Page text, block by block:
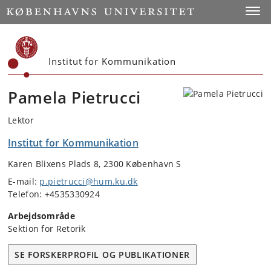
Start
Institut for Kommunikation
Pamela Pietrucci
Lektor
Institut for Kommunikation
Karen Blixens Plads 8, 2300 København S
E-mail: p.pietrucci@hum.ku.dk
Telefon: +4535330924
Arbejdsområde
Sektion for Retorik
SE FORSKERPROFIL OG PUBLIKATIONER